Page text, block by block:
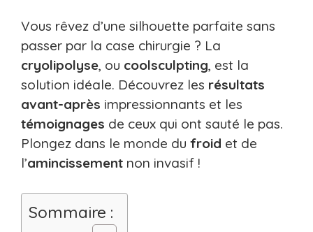
Vous rêvez d’une silhouette parfaite sans
passer par la case chirurgie ? La
cryolipolyse, ou coolsculpting, est la
solution idéale. Découvrez les résultats
avant-après impressionnants et les
témoignages de ceux qui ont sauté le pas.
Plongez dans le monde du froid et de
l’amincissement non invasif !
Sommaire :